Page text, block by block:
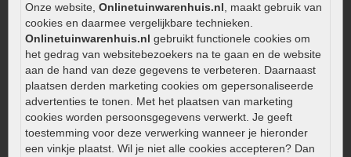
Onze website, Onlinetuinwarenhuis.nl, maakt gebruik van
cookies en daarmee vergelijkbare technieken.
Onlinetuinwarenhuis.nl gebruikt functionele cookies om
het gedrag van websitebezoekers na te gaan en de website
aan de hand van deze gegevens te verbeteren. Daarnaast
plaatsen derden marketing cookies om gepersonaliseerde
advertenties te tonen. Met het plaatsen van marketing
cookies worden persoonsgegevens verwerkt. Je geeft
toestemming voor deze verwerking wanneer je hieronder
een vinkje plaatst. Wil je niet alle cookies accepteren? Dan
Onderhoud van gebakken bestrating
Aanlegtips voor gebakken bestrating
Zelf een terras aanleggen
Kleine stadstuin inrichten
0320 – 219170
Kaapstanderweg 41
8243 RB Lelystad